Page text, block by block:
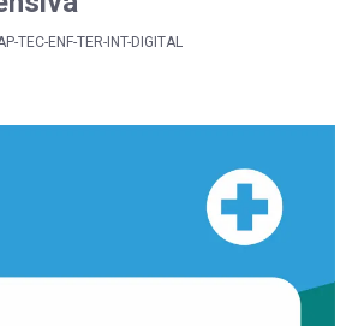
TEC-ENF-TER-INT-DIGITAL